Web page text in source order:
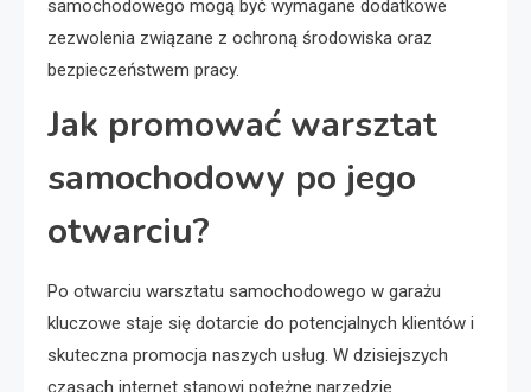
samochodowego mogą być wymagane dodatkowe
zezwolenia związane z ochroną środowiska oraz
bezpieczeństwem pracy.
Jak promować warsztat
samochodowy po jego
otwarciu?
Po otwarciu warsztatu samochodowego w garażu
kluczowe staje się dotarcie do potencjalnych klientów i
skuteczna promocja naszych usług. W dzisiejszych
czasach internet stanowi potężne narzędzie